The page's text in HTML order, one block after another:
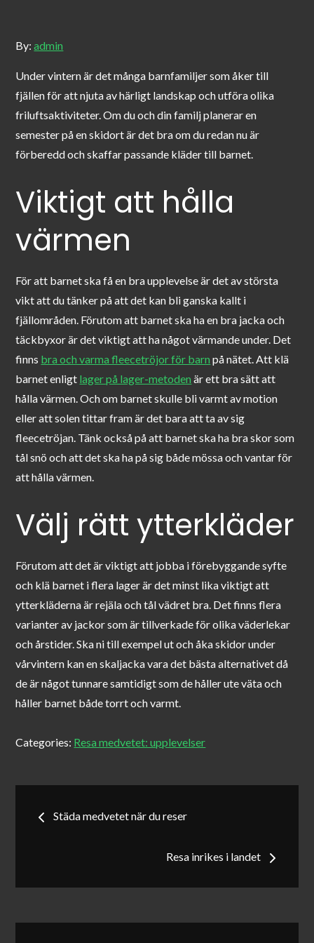
By:admin
Under vintern är det många barnfamiljer som åker till
fjällen för att njuta av härligt landskap och utföra olika
friluftsaktiviteter. Om du och din familj planerar en
semester på en skidort är det bra om du redan nu är
förberedd och skaffar passande kläder till barnet.
Viktigt att hålla
värmen
För att barnet ska få en bra upplevelse är det av största
vikt att du tänker på att det kan bli ganska kallt i
fjällområden. Förutom att barnet ska ha en bra jacka och
täckbyxor är det viktigt att ha något värmande under. Det
finns bra och varma fleecetröjor för barn på nätet. Att klä
barnet enligt lager på lager-metoden är ett bra sätt att
hålla värmen. Och om barnet skulle bli varmt av motion
eller att solen tittar fram är det bara att ta av sig
fleecetröjan. Tänk också på att barnet ska ha bra skor som
tål snö och att det ska ha på sig både mössa och vantar för
att hålla värmen.
Välj rätt ytterkläder
Förutom att det är viktigt att jobba i förebyggande syfte
och klä barnet i flera lager är det minst lika viktigt att
ytterkläderna är rejäla och tål vädret bra. Det finns flera
varianter av jackor som är tillverkade för olika väderlekar
och årstider. Ska ni till exempel ut och åka skidor under
vårvintern kan en skaljacka vara det bästa alternativet då
de är något tunnare samtidigt som de håller ute väta och
håller barnet både torrt och varmt.
Categories: Resa medvetet: upplevelser
Inläggsnavigering
Städa medvetet när du reser
Resa inrikes i landet